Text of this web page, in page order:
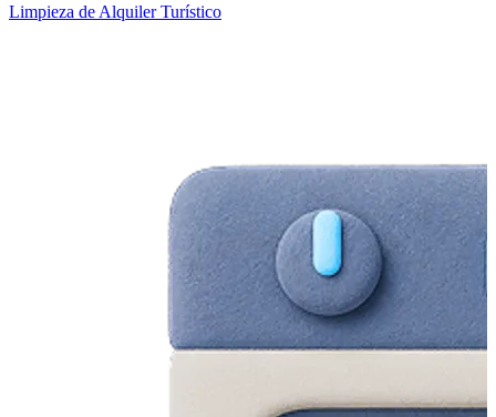
Limpieza de Alquiler Turístico